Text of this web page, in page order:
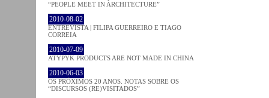
“PEOPLE MEET IN ARCHITECTURE”
2010-08-02
ENTREVISTA | FILIPA GUERREIRO E TIAGO
CORREIA
2010-07-09
ATYPYK PRODUCTS ARE NOT MADE IN CHINA
2010-06-03
OS PRÓXIMOS 20 ANOS. NOTAS SOBRE OS
“DISCURSOS (RE)VISITADOS”